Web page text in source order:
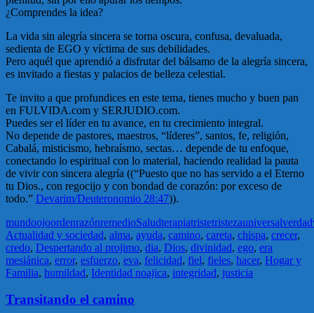
¿Comprendes la idea?
La vida sin alegría sincera se torna oscura, confusa, devaluada,
sedienta de EGO y víctima de sus debilidades.
Pero aquél que aprendió a disfrutar del bálsamo de la alegría sincera,
es invitado a fiestas y palacios de belleza celestial.
Te invito a que profundices en este tema, tienes mucho y buen pan
en FULVIDA.com y SERJUDIO.com.
Puedes ser el líder en tu avance, en tu crecimiento integral.
No depende de pastores, maestros, “líderes”, santos, fe, religión,
Cabalá, misticismo, hebraísmo, sectas… depende de tu enfoque,
conectando lo espiritual con lo material, haciendo realidad la pauta
de vivir con sincera alegría ((“Puesto que no has servido a el Eterno
tu Dios., con regocijo y con bondad de corazón: por exceso de
todo.” Devarim/Deuteronomio 28:47)).
mundoojoordenrazónremedioSaludterapiatristetristezauniversalverdad
Actualidad y sociedad, alma, ayuda, camino, careta, chispa, crecer,
credo, Despertando al projimo, dia, Dios, divinidad, ego, era
mesiánica, error, esfuerzo, eva, felicidad, fiel, fieles, hacer, Hogar y
Familia, humildad, Identidad noajica, integridad, justicia
Transitando el camino